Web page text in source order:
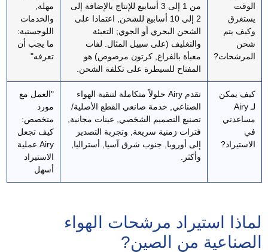
الوقت
يستغرق
وكيف يتم
شحن
المرشحات?
من 1 إلى 3 أسابيع للإنتاج بالإضافة إلى
2 إلى 10 أسابيع للشحن, اعتمادا على
الشحن البحري أو الجوي; التعبئة
والتغليف (على سبيل المثال. لفات
معبأة بالفراغ, كرتون مرصوص) هو
المفتاح للسيطرة على تكلفة الشحن.
مهلة,
والخدمات
اللوجستية:
ما يجب أن
تعرفه"
كيف يمكن
لـ Airy
مساعدتي
في
الاستيراد?
تقدم Airy حلولاً متكاملة لتنقية الهواء
الصناعي, خدمة صانعي القطع الأصلية/
تصنيع التصميم الشخصي, عينات مجانية,
فترات زمنية سريعة, وتجربة التصدير
إلى أوروبا, جنوب شرق آسيا, أستراليا,
وأكثر.
"العمل مع
مورد
متخصص:
كيف تجعل
Airy عملية
الاستيراد
أسهل
استيراد مرشحات الهواء
من الصين?